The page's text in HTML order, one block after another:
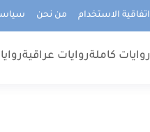
اتفاقية الاستخدام من نحن
روايات كاملةروايات عراقية